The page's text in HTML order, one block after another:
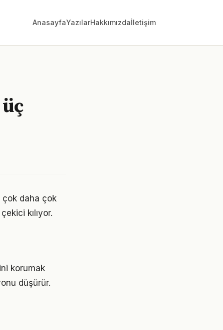
AnasayfaYazılarHakkımızdaİletişim
çok daha çok
kılıyor.
korumak
düşürür.